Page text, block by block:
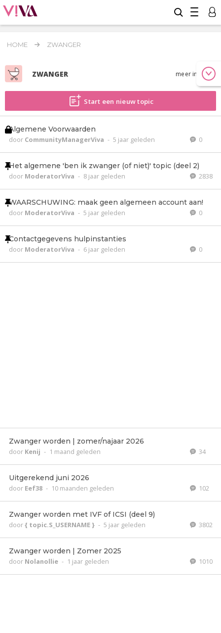
HOME ZWANGER
ZWANGER meer info
Start een nieuw topic
Algemene Voorwaarden
door CommunityManagerViva - 5 jaar geleden 0
Het algemene 'ben ik zwanger (of niet)' topic (deel 2)
door ModeratorViva - 8 jaar geleden 2838
WAARSCHUWING: maak geen algemeen account aan!
door ModeratorViva - 5 jaar geleden 0
Contactgegevens hulpinstanties
door ModeratorViva - 6 jaar geleden 0
Zwanger worden | zomer/najaar 2026
door Kenij - 1 maand geleden 34
Uitgerekend juni 2026
door Eef38 - 10 maanden geleden 102
Zwanger worden met IVF of ICSI (deel 9)
door{ topic.S_USERNAME } - 5 jaar geleden 3802
Zwanger worden | Zomer 2025
door Nolanollie - 1 jaar geleden 1010